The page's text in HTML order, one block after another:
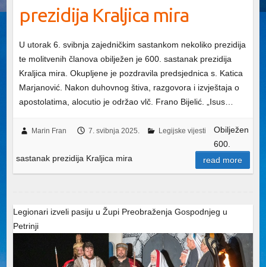
prezidija Kraljica mira
U utorak 6. svibnja zajedničkim sastankom nekoliko prezidija
te molitvenih članova obilježen je 600. sastanak prezidija
Kraljica mira. Okupljene je pozdravila predsjednica s. Katica
Marjanović. Nakon duhovnog štiva, razgovora i izvještaja o
apostolatima, alocutio je održao vlč. Frano Bijelić. „Isus…
Marin Fran 7. svibnja 2025. Legijske vijesti
Obilježen
600.
sastanak prezidija Kraljica mira
read more
Legionari izveli pasiju u Župi Preobraženja Gospodnjeg u
Petrinji